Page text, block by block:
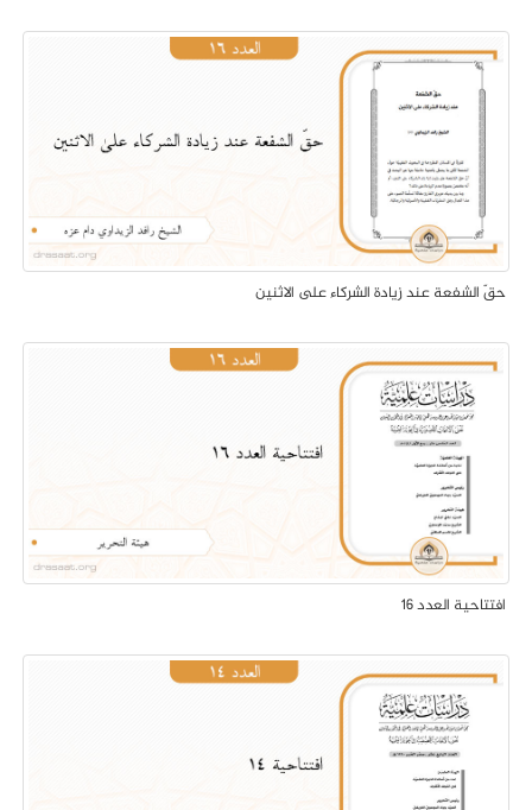
حقّ الشفعة عند زيادة الشركاء على الاثنين
افتتاحية العدد 16